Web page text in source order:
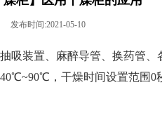
发布时间:2021-05-10
吸装置、麻醉导管、换药管
，干燥时间设置范围0